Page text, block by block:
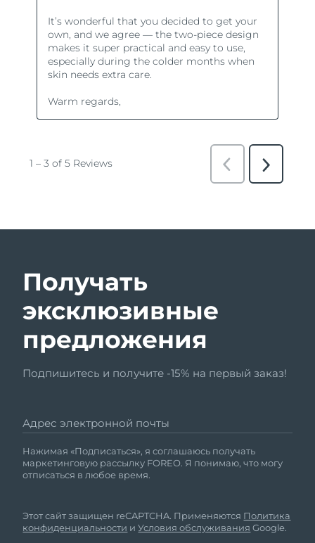
Получать
эксклюзивные
предложения
Подпишитесь и получите -15% на первый заказ!
Адрес электронной почты
Нажимая «Подписаться», я соглашаюсь получать
маркетинговую рассылку FOREO. Я понимаю, что могу
отписаться в любое время.
Этот сайт защищен reCAPTCHA. Применяются Политика
конфиденциальности иУсловия обслуживания Google.